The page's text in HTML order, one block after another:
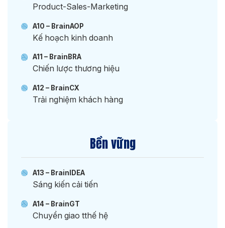
Product-Sales-Marketing
A10 – BrainAOP
Kế hoạch kinh doanh
A11 – BrainBRA
Chiến lược thương hiệu
A12 – BrainCX
Trải nghiệm khách hàng
Bền vững
A13 – BrainIDEA
Sáng kiến cải tiến
A14 – BrainGT
Chuyển giao tthế hệ